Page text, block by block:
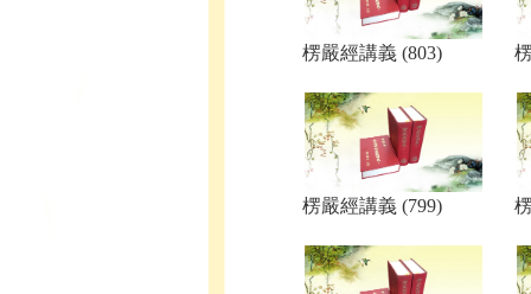
楞嚴經講義 (803)
楞嚴經講義 (799)